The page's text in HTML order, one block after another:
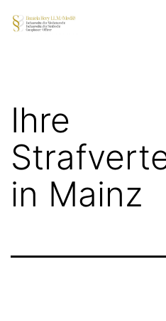
Zum
Inhalt
medizinrecht-
Ihre
in Mainz